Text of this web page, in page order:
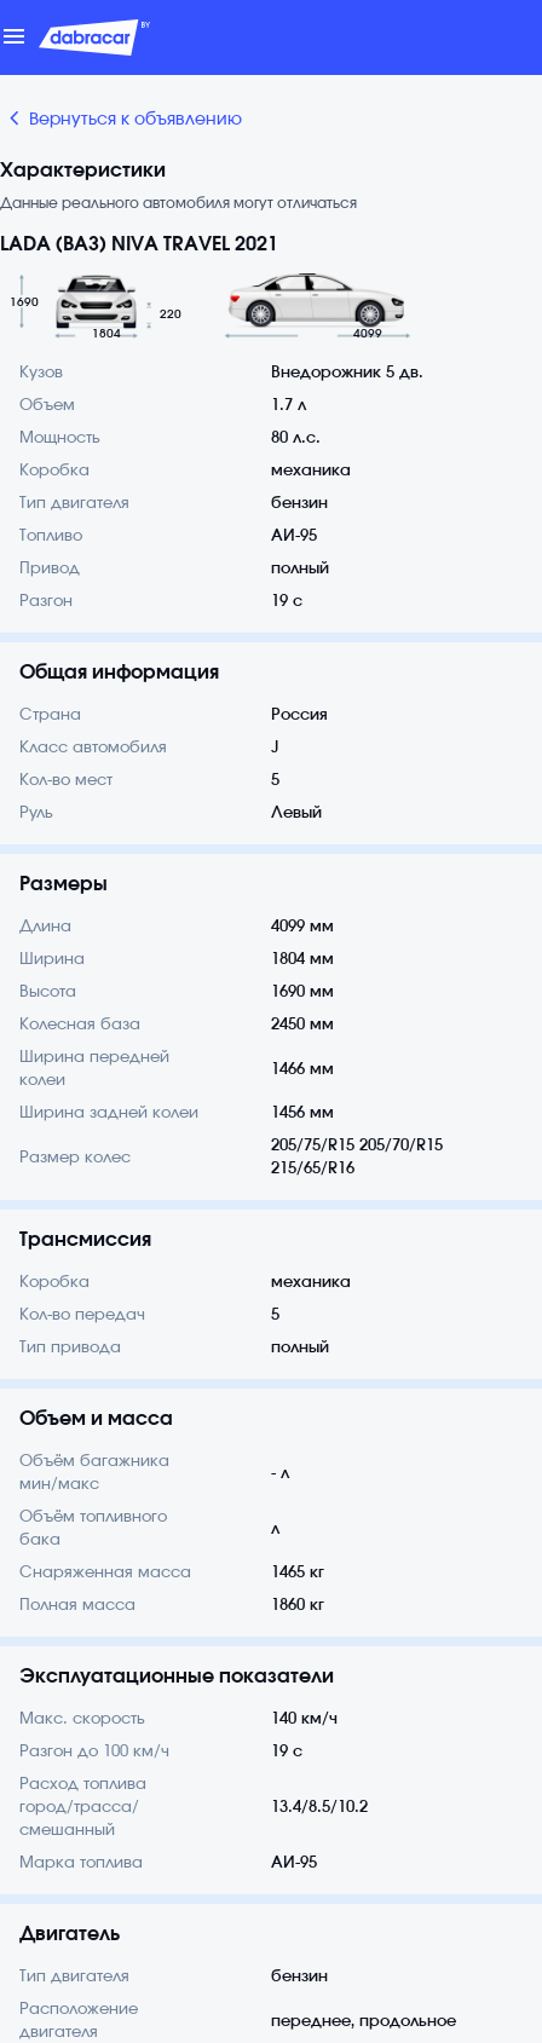
menu
chevron_backward Вернуться к объявлению
Характеристики
Данные реального автомобиля могут отличаться
LADA (ВАЗ) NIVA TRAVEL 2021
1804
1690
220
4099
Кузов Внедорожник 5 дв.
Объем 1.7 л
Мощность 80 л.с.
Коробка механика
Тип двигателя бензин
Топливо АИ-95
Привод полный
Разгон 19 с
Общая информация
Страна Россия
Класс автомобиля J
Кол-во мест 5
Руль Левый
Размеры
Длина 4099 мм
Ширина 1804 мм
Высота 1690 мм
Колесная база 2450 мм
Ширина передней
колеи
1466 мм
Ширина задней колеи 1456 мм
Размер колес
205/75/R15 205/70/R15
215/65/R16
Трансмиссия
Коробка механика
Кол-во передач 5
Тип привода полный
Объем и масса
Объём багажника
мин/макс
- л
Объём топливного
бака
л
Снаряженная масса 1465 кг
Полная масса 1860 кг
Эксплуатационные показатели
Макс. скорость 140 км/ч
Разгон до 100 км/ч 19 с
Расход топлива
город/трасса/
смешанный
13.4/8.5/10.2
Марка топлива АИ-95
Двигатель
Тип двигателя бензин
Расположение
двигателя
переднее, продольное